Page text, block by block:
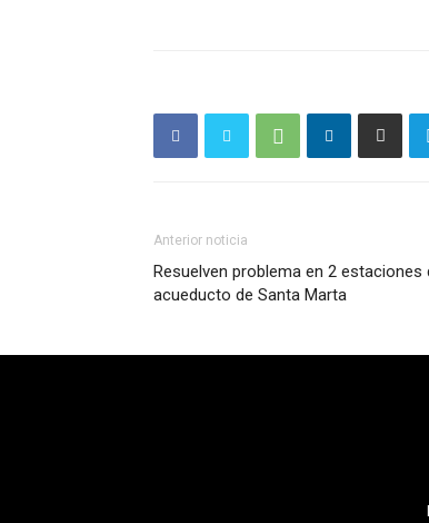
Anterior noticia
Resuelven problema en 2 estaciones
acueducto de Santa Marta